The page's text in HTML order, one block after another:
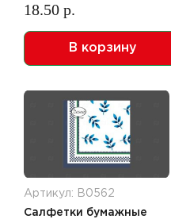
18.50 р.
В корзину
Артикул: В0562
Салфетки бумажные